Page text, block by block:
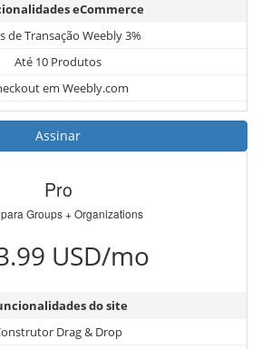
eCommerce
de Transação Weebly 3%
Até 10 Produtos
em Weebly.com
Assinar
Pro
Groups + Organizations
USD/mo
do site
Drag & Drop